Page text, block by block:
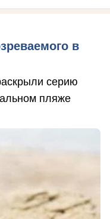
в
серию
пляже